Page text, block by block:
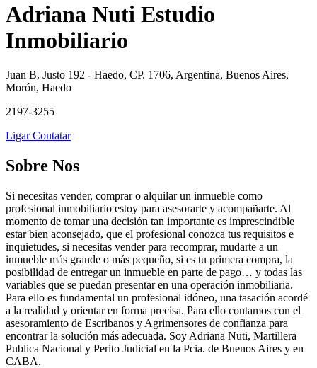
Adriana Nuti Estudio
Inmobiliario
Juan B. Justo 192 - Haedo, CP. 1706, Argentina, Buenos Aires,
Morón, Haedo
2197-3255
LigarContatar
Sobre Nos
Si necesitas vender, comprar o alquilar un inmueble como
profesional inmobiliario estoy para asesorarte y acompañarte. Al
momento de tomar una decisión tan importante es imprescindible
estar bien aconsejado, que el profesional conozca tus requisitos e
inquietudes, si necesitas vender para recomprar, mudarte a un
inmueble más grande o más pequeño, si es tu primera compra, la
posibilidad de entregar un inmueble en parte de pago… y todas las
variables que se puedan presentar en una operación inmobiliaria.
Para ello es fundamental un profesional idóneo, una tasación acordé
a la realidad y orientar en forma precisa. Para ello contamos con el
asesoramiento de Escribanos y Agrimensores de confianza para
encontrar la solución más adecuada. Soy Adriana Nuti, Martillera
Publica Nacional y Perito Judicial en la Pcia. de Buenos Aires y en
CABA.